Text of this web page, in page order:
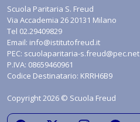
Scuola Paritaria S. Freud
Via Accademia 26 20131 Milano
Tel 02.29409829
Email: info@istitutofreud.it
PEC: scuolaparitaria-s.freud@pec.net
P.IVA: 08659460961
Codice Destinatario: KRRH6B9
Copyright 2026 © Scuola Freud